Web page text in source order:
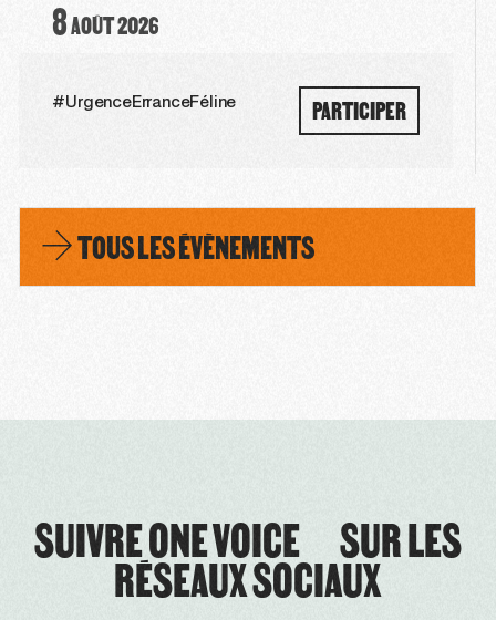
8AOÛT2026
#UrgenceErranceFéline PARTICIPER
TOUS LES ÉVÈNEMENTS
SUIVRE ONE VOICE SUR LES
RÉSEAUX SOCIAUX